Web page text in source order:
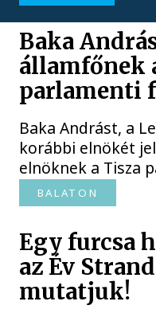
Baka
államfőnek
parlamenti
Baka Andrást, a
korábbi elnökét
elnöknek a Tisza
BALATON
Egy furcsa
az Év
mutatjuk!